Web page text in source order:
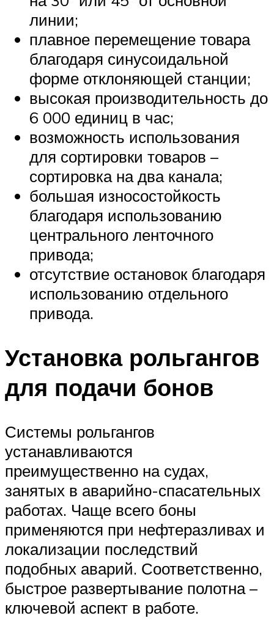
линии;
плавное перемещение товара
благодаря синусоидальной
форме отклоняющей станции;
высокая производительность до
6 000 единиц в час;
возможность использования
для сортировки товаров –
сортировка на два канала;
большая износостойкость
благодаря использованию
центрального ленточного
привода;
отсутствие остановок благодаря
использованию отдельного
привода.
Установка рольгангов
для подачи бонов
Системы рольгангов
устанавливаются
преимущественно на судах,
занятых в аварийно-спасательных
работах. Чаще всего боны
применяются при нефтеразливах и
локализации последствий
подобных аварий. Соответственно,
быстрое развертывание полотна –
ключевой аспект в работе.